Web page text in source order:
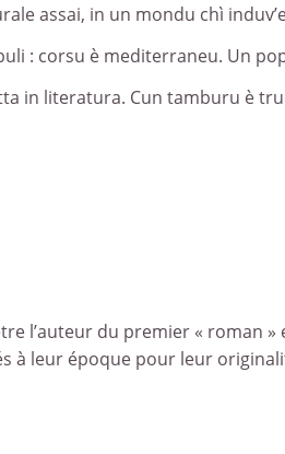
assai, in un mondu chì
: corsu è mediterraneu. Un
in literatura. Cun tamburu è
l’auteur du premier « roman »
à leur époque pour leur